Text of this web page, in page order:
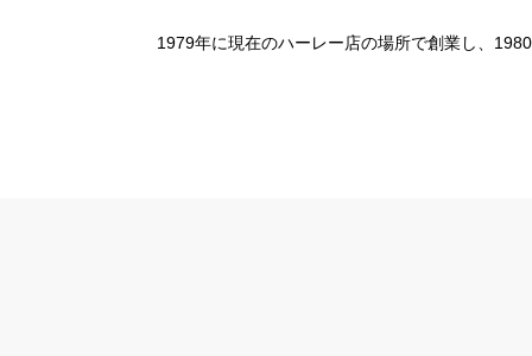
1979年に現在のハーレー店の場所で創業し、